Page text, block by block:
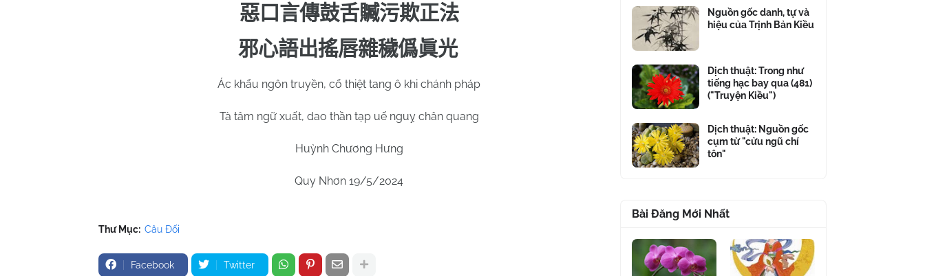
惡口言傳鼓舌贓污欺正法
邪心語出搖唇雜穢僞眞光
Ác khẩu ngôn truyền, cổ thiệt tang ô khi chánh pháp
Tà tâm ngữ xuất, dao thần tạp uế nguỵ chân quang
Huỳnh Chương Hưng
Quy Nhơn 19/5/2024
Thư Mục: Câu Đối
Facebook Twitter
Nguồn gốc danh, tự và
hiệu của Trịnh Bản Kiều
Dịch thuật: Trong như
tiếng hạc bay qua (481)
("Truyện Kiều")
Dịch thuật: Nguồn gốc
cụm từ "cửu ngũ chí
tôn"
Bài Đăng Mới Nhất